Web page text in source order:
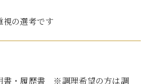
の選考です
書・履歴書 ※調理希望の方は調